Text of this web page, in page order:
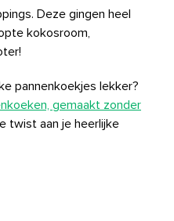
Deze gingen heel
kokosroom,
pannenkoekjes lekker?
gemaakt zonder
twist aan je heerlijke